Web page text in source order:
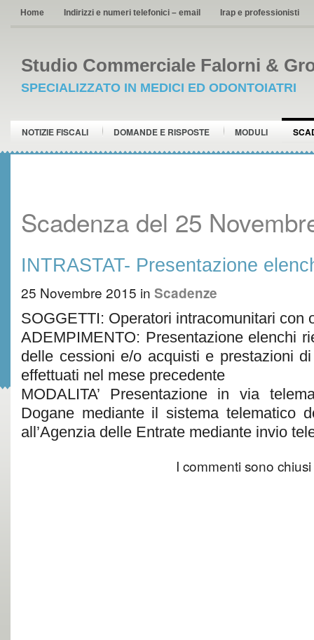
Home Indirizzi e numeri telefonici – email Irap e professionisti
Studio Commerciale Falorni &
SPECIALIZZATO IN MEDICI ED ODONTOIATRI
NOTIZIE FISCALI DOMANDE E RISPOSTE MODULI
Scadenza del 25
INTRASTAT- Presentazione
25 Novembre 2015 in Scadenze
SOGGETTI: Operatori intracomunitari con
ADEMPIMENTO: Presentazione elenchi
delle cessioni e/o acquisti e prestazioni
effettuati nel mese precedente
MODALITA’ Presentazione in via
Dogane mediante il sistema telematico
all’Agenzia delle Entrate mediante invio
I commenti sono chiusi